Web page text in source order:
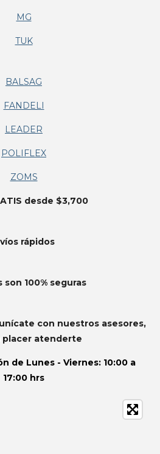
MG
TUK
BALSAG
FANDELI
LEADER
POLIFLEX
ZOMS
desde $3,700
rápidos
son 100% seguras
con nuestros asesores,
placer atenderte
de Lunes - Viernes: 10:00 a
17:00 hrs